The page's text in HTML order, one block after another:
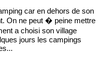
car en dehors de son
On ne peut � peine mettre
a choisi son village
jours les campings